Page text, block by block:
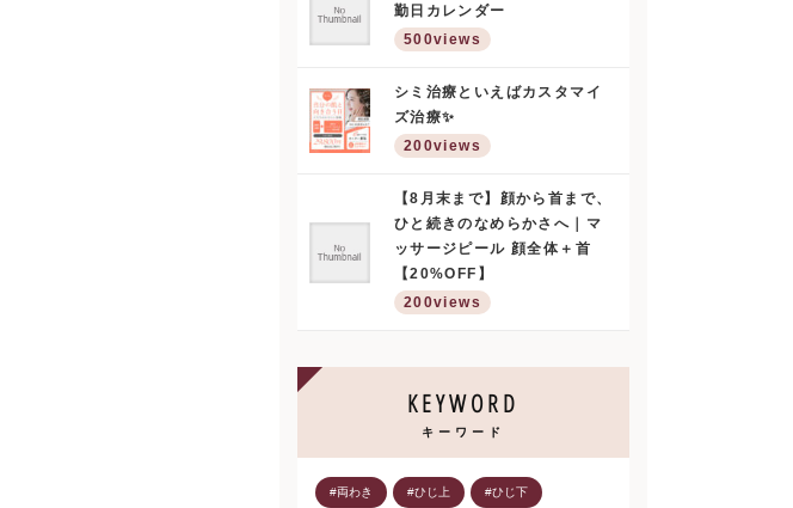
勤日カレンダー
500views
シミ治療といえばカスタマイ
ズ治療✨
200views
【8月末まで】顔から首まで、
ひと続きのなめらかさへ｜マ
ッサージピール 顔全体＋首
【20%OFF】
200views
KEYWORD
キーワード
#両わき #ひじ上 #ひじ下